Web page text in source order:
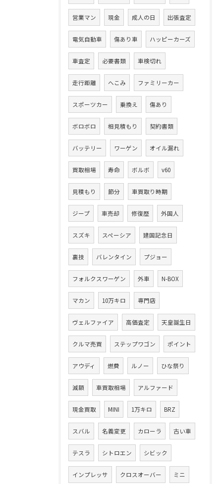
営業マン 現金 成人の日 出張査定
電気自動車 傷あり車 ハッピーカーズ
車査定 必要書類 車検切れ
走行距離 へこみ ファミリーカー
スポーツカー 乗換え 傷あり
ボロボロ 相見積もり 契約書類
バッテリー ワーゲン オイル漏れ
買取相場 寿命 ボルボ v60
見積もり 節分 車買取り時期
ジープ 車売却 修復歴 外国人
スズキ スペーシア 建国記念日
裏技 バレンタイン プジョー
フォルクスワーゲン 外車 N-BOX
マカン 10万キロ 専門店
ヴェルファイア 高価査定 天皇誕生日
クルマ売買 ステップワゴン ポイント
アウディ 燃費 ルノー ひな祭り
減額 車買取相場 アルファード
現金買取 MINI 1万キロ BRZ
スバル 名義変更 カローラ 古い車
テスラ シトロエン シビック
インプレッサ クロスオーバー ミニ